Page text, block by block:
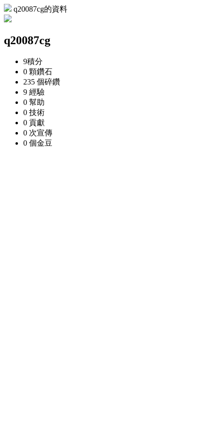
q20087cg的資料
q20087cg
9積分
0 顆鑽石
235 個碎鑽
9 經驗
0 幫助
0 技術
0 貢獻
0 次宣傳
0 個金豆